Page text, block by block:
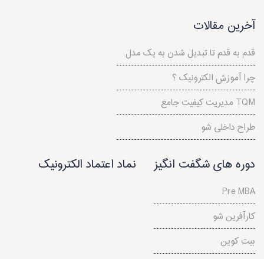
آخرین مقالات
قدم به قدم تا تبدیل شدن به یک مدل
چرا آموزش الکترونیک ؟
مدیریت کیفیت جامع TQM
طراح داخلی شو
دوره های شگفت انگیز
Pre MBA
کارآفرین شو
بیت کوین
نماد اعتماد الکترونیک